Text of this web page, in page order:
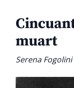
muart
Serena Fogolini